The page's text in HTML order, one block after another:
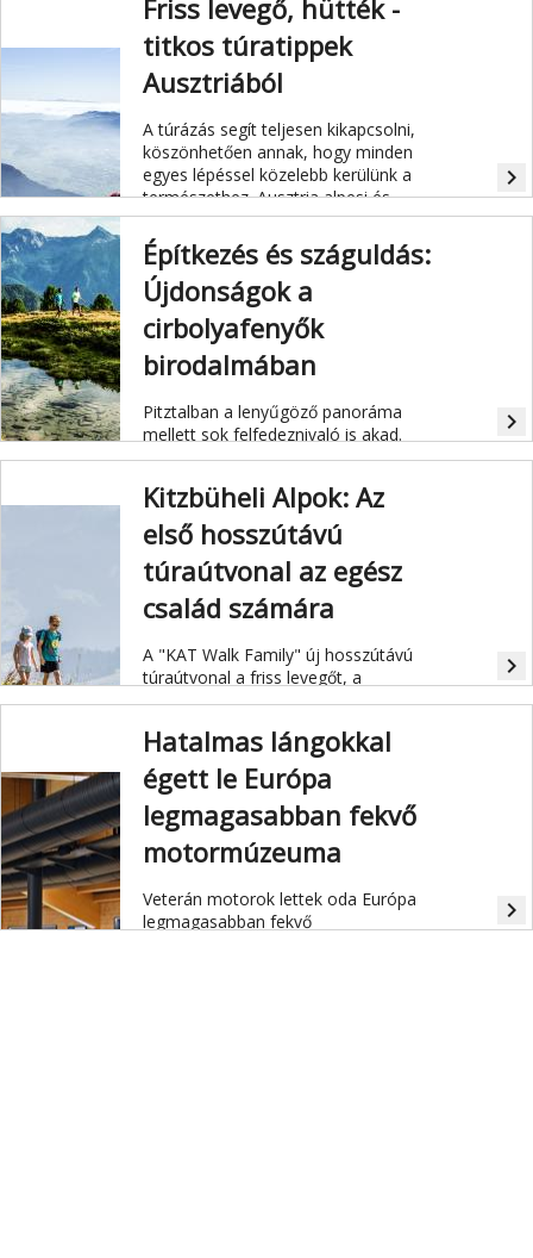
Friss levegő, hütték -
titkos túratippek
Ausztriából
A túrázás segít teljesen kikapcsolni,
köszönhetően annak, hogy minden
egyes lépéssel közelebb kerülünk a
természethez. Ausztria alpesi és
távtúraútvonalai a természetbarátok
mellett az ínyenceknek is számtalan
meglepetést tartogatnak.
navigate_next
Építkezés és száguldás:
Újdonságok a
cirbolyafenyők
birodalmában
Pitztalban a lenyűgöző panoráma
mellett sok felfedeznivaló is akad.
navigate_next
Kitzbüheli Alpok: Az
első hosszútávú
túraútvonal az egész
család számára
A "KAT Walk Family" új hosszútávú
túraútvonal a friss levegőt, a
testmozgást és a szórakoztató
navigate_next
Hatalmas lángokkal
égett le Európa
legmagasabban fekvő
motormúzeuma
Veterán motorok lettek oda Európa
legmagasabban fekvő
navigate_next